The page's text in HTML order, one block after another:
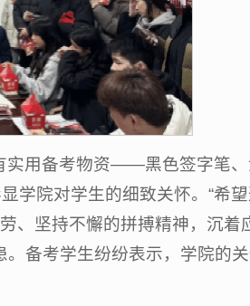
用备考物资——黑色签字笔、
学院对学生的细致关怀。“希
、坚持不懈的拼搏精神，沉
备考学生纷纷表示，学院的